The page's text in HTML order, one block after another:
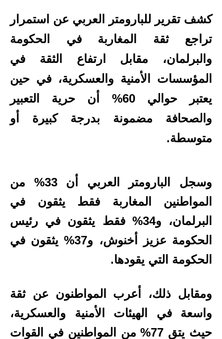
كشف تقرير للبارومتر العربي عن استمرار
تراجع ثقة المغاربة في الحكومة
والبرلمان، مقابل ارتفاع الثقة في
المؤسسات الأمنية والعسكرية، في حين
يعتبر حوالي 60% أن حرية التعبير
والصحافة مضمونة بدرجة كبيرة أو
متوسطة.
وسجل البارومتر العربي أن 33% من
المواطنين المغاربة فقط يثقون في
البرلمان، و34% فقط يثقون في رئيس
الحكومة عزيز أخنوش، و37% يثقون في
الحكومة التي يقودها.
ومقابل ذلك، أعرب المواطنون عن ثقة
واسعة في الهيئات الأمنية والعسكرية،
حيث يتق 77% من المواطنين في القوات